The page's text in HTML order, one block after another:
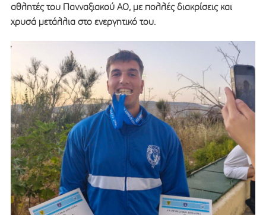
αθλητές του Πανναξιακού ΑΟ, με πολλές διακρίσεις και
χρυσά μετάλλια στο ενεργητικό του.